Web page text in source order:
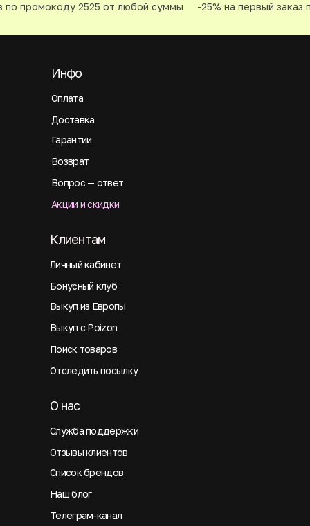
промокоду 2525 от любой суммы -25% на первый заказ
Оплата
Инфо
Доставка
Гарантии
Возврат
Вопрос — ответ
Акции и скидки
Личный кабинет
Клиентам
Бонусный клуб
Выкуп из Европы
Выкуп с Poizon
Поиск товаров
Отследить посылку
Служба поддержки
О нас
Отзывы клиентов
Список брендов
Наш блог
Телеграм-канал